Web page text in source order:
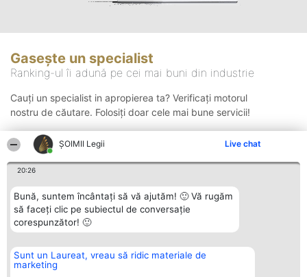
ȘOIMII Legii Live chat
20:26
Bună, suntem încântați să vă ajutăm! 🙂 Vă rugăm
să faceți clic pe subiectul de conversație
corespunzător! 🙂
Sunt un Laureat, vreau să ridic materiale de
marketing
Gasește un specialist
Ranking-ul îi adună pe cei mai buni din industrie
Cauți un specialist in apropierea ta? Verificați motorul
nostru de căutare. Folosiți doar cele mai bune servicii!
Organizator Ranking
BRIGHT SOLUTIONS BR SRL
Plebiscyt Contact